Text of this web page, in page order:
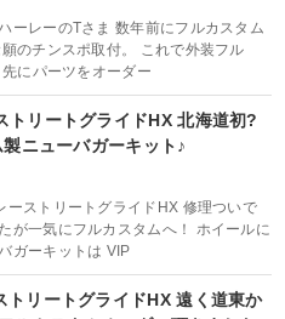
ーレーのTさま 数年前にフルカスタム
のチンスポ取付。 これで外装フル
にパーツをオーダー
トリートグライドHX 北海道初?
ニューバガーキット♪
ーストリートグライドHX 修理ついで
が一気にフルカスタムへ！ ホイールに
ガーキットは VIP
トリートグライドHX 遠く道東か